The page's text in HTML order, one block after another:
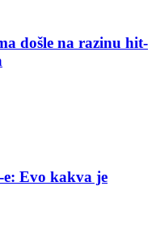
došle na razinu hit-
Evo kakva je